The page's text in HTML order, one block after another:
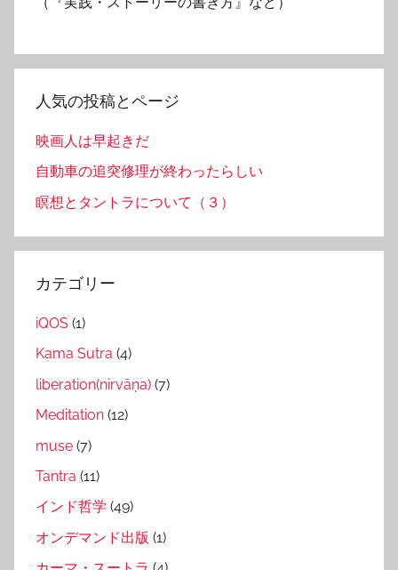
人気の投稿とページ
映画人は早起きだ
自動車の追突修理が終わったらしい
瞑想とタントラについて（３）
カテゴリー
iQOS (1)
Kama Sutra (4)
liberation(nirvāṇa) (7)
Meditation (12)
muse (7)
Tantra (11)
インド哲学 (49)
オンデマンド出版 (1)